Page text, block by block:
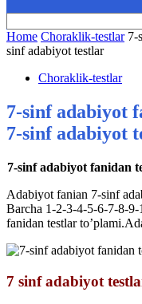
Home Choraklik-testlar 7-
sinf adabiyot testlar
Choraklik-testlar
7-sinf adabiyot
7-sinf adabiyot
7-sinf adabiyot fanidan
Adabiyot fanian 7-sinf
Barcha 1-2-3-4-5-6-7-8-
fanidan testlar
7 sinf adabiyot